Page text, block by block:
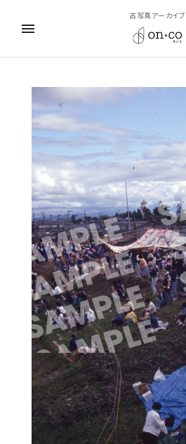
古写真アーカイブ